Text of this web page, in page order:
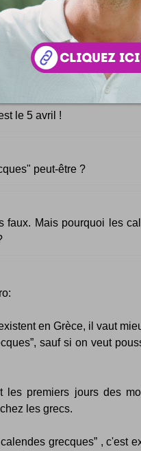
grosse affaire de la
mal d'avoir un peu de
à d'autres ;)
le 5 avril !
peut-être ?
faux. Mais pourquoi les
en Grèce, il vaut
sauf si on veut
les premiers jours des
les grecs.
grecques” , c'est